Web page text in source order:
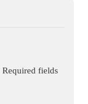
Required fields